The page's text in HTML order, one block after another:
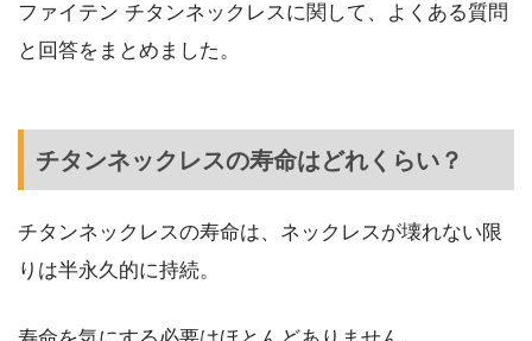
ファイテン チタンネックレスに関して、よくある質問
と回答をまとめました。
チタンネックレスの寿命はどれくらい？
チタンネックレスの寿命は、ネックレスが壊れない限
りは半永久的に持続。